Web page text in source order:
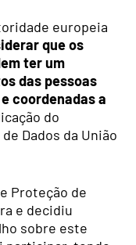
europeia
que os
ter um
das pessoas
coordenadas a
do
Dados da União
Proteção de
e decidiu
sobre este